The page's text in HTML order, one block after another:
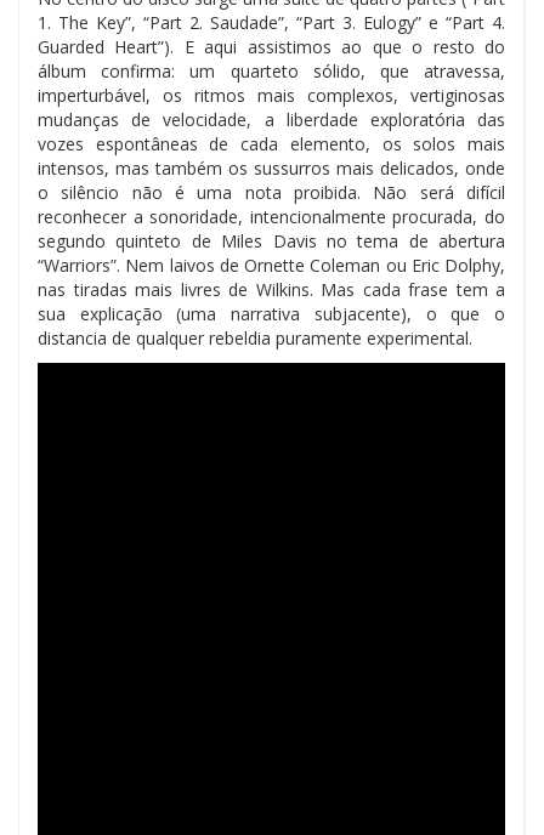
1. The Key”, “Part 2. Saudade”, “Part 3. Eulogy” e “Part 4.
Guarded Heart”). E aqui assistimos ao que o resto do
álbum confirma: um quarteto sólido, que atravessa,
imperturbável, os ritmos mais complexos, vertiginosas
mudanças de velocidade, a liberdade exploratória das
vozes espontâneas de cada elemento, os solos mais
intensos, mas também os sussurros mais delicados, onde
o silêncio não é uma nota proibida. Não será difícil
reconhecer a sonoridade, intencionalmente procurada, do
segundo quinteto de Miles Davis no tema de abertura
“Warriors”. Nem laivos de Ornette Coleman ou Eric Dolphy,
nas tiradas mais livres de Wilkins. Mas cada frase tem a
sua explicação (uma narrativa subjacente), o que o
distancia de qualquer rebeldia puramente experimental.